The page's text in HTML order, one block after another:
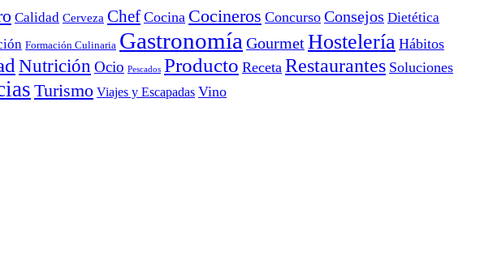
Calidad Cerveza Chef Cocina Cocineros Concurso Consejos Dietética
Formación Culinaria Gastronomía GourmetHostelería Hábitos
Nutrición Ocio Pescados Producto Receta Restaurantes Soluciones
Turismo Viajes y Escapadas Vino